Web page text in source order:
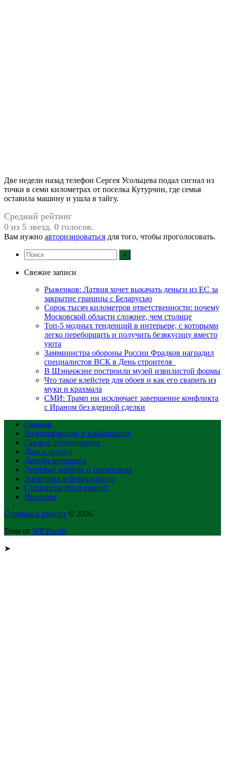
Две недели назад телефон Сергея Усольцева подал сигнал из
точки в семи километрах от поселка Кутурчин, где семья
оставила машину и ушла в тайгу.
Средний рейтинг
0 из 5 звезд. 0 голосов.
Вам нужно авторизироваться для того, чтобы проголосовать.
Свежие записи
Рыженков: Латвия хочет выкачать деньги из ЕС за
закрытие границы с Беларусью
Сорок тысяч километров ответственности: почему
Московской области сложнее, чем столице
Топ-5 модных тенденций в интерьере, с которыми
легко переборщить и получить безвкусицу вместо
уюта
Замминистра обороны России Фрадков наградил
специалистов ВСК в День строителя
В Шэньчжэне построили музей извилистой формы
Что такое клейстер для обоев и как его сварить из
муки и крахмала
СМИ: Трамп ни исключает завершение конфликта
с Ираном без ядерной сделки
Главная
Водоснабжение и канализация
Газовое оборудование
Дача и огород
Дизайн интерьера
Душевые кабины и сантехника
Электрика и безопасность
Строительство и ремонт
Полезное
Стройка и ремонт © 2026
Тема от WP Puzzle
➤